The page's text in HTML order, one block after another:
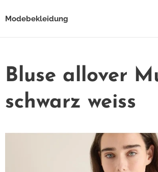
Modebekleidung
Bluse allover
schwarz weiss